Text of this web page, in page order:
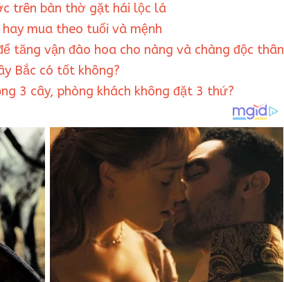
trên bàn thờ gặt hái lộc lá
mua theo tuổi và mệnh
tăng vận đào hoa cho nàng và chàng độc thân
Bắc có tốt không?
3 cây, phòng khách không đặt 3 thứ?